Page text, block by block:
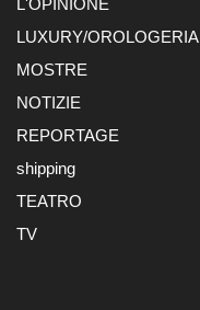
LUXURY/OROLOGERIA
MOSTRE
NOTIZIE
REPORTAGE
shipping
TEATRO
TV